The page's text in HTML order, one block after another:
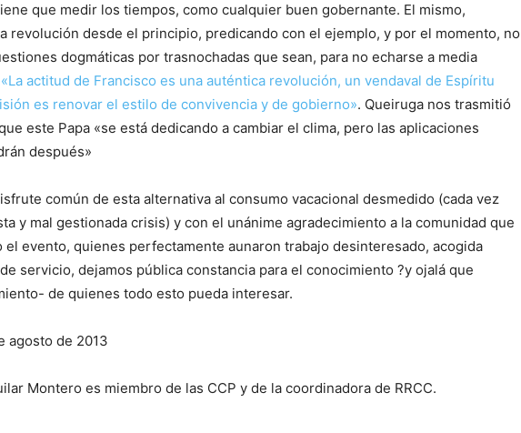
que medir los tiempos, como cualquier buen gobernante. El mismo,
revolución desde el principio, predicando con el ejemplo, y por el momento, no
dogmáticas por trasnochadas que sean, para no echarse a media
«La actitud de Francisco es una auténtica revolución, un vendaval de Espíritu
es renovar el estilo de convivencia y de gobierno». Queiruga nos trasmitió
este Papa «se está dedicando a cambiar el clima, pero las aplicaciones
después»
común de esta alternativa al consumo vacacional desmedido (cada vez
y mal gestionada crisis) y con el unánime agradecimiento a la comunidad que
el evento, quienes perfectamente aunaron trabajo desinteresado, acogida
servicio, dejamos pública constancia para el conocimiento ?y ojalá que
de quienes todo esto pueda interesar.
agosto de 2013
Montero es miembro de las CCP y de la coordinadora de RRCC.